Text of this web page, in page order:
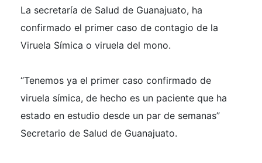
La secretaría de Salud de Guanajuato, ha
confirmado el primer caso de contagio de la
Viruela Símica o viruela del mono.
“Tenemos ya el primer caso confirmado de
viruela símica, de hecho es un paciente que ha
estado en estudio desde un par de semanas”
Secretario de Salud de Guanajuato.